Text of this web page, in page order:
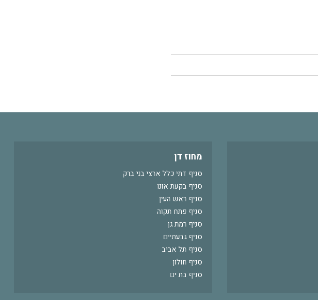
מחוז דן
סניף דתי כלל ארצי בני ברק
סניף בקעת אונו
סניף ראש העין
סניף פתח תקוה
סניף רמת גן
סניף גבעתיים
סניף תל אביב
סניף חולון
סניף בת ים